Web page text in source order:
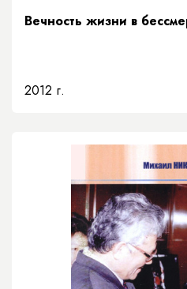
Вечность жизни в
2012 г.